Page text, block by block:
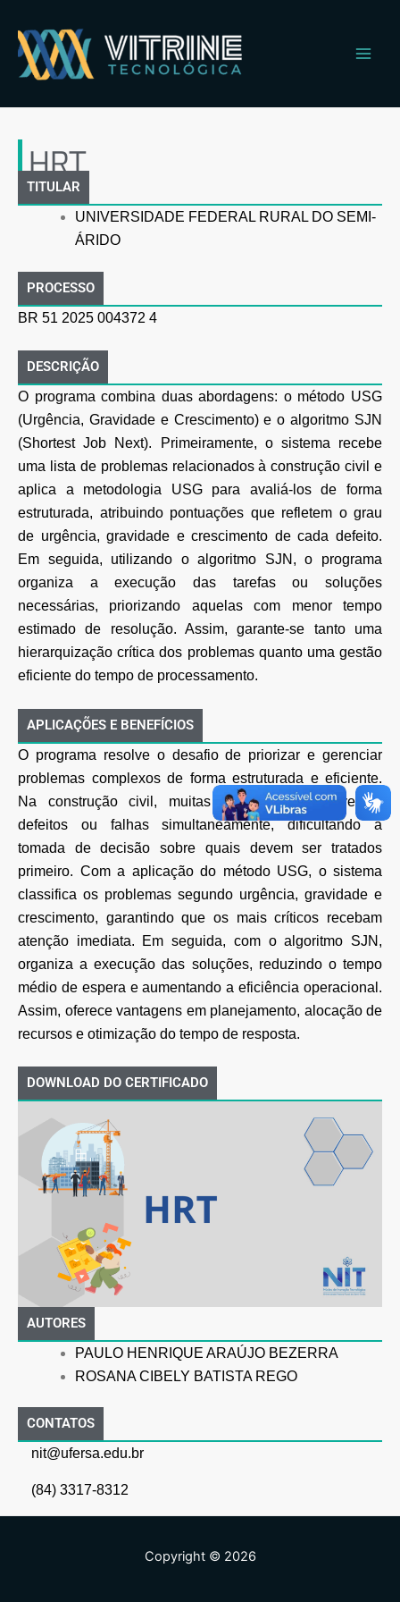
para
conteúdo
HRT
TITULAR
UNIVERSIDADE FEDERAL RURAL DO SEMI-
ÁRIDO
PROCESSO
BR 51 2025 004372 4
DESCRIÇÃO
O programa combina duas abordagens: o método USG
(Urgência, Gravidade e Crescimento) e o algoritmo SJN
(Shortest Job Next). Primeiramente, o sistema recebe
uma lista de problemas relacionados à construção civil e
aplica a metodologia USG para avaliá-los de forma
estruturada, atribuindo pontuações que refletem o grau
de urgência, gravidade e crescimento de cada defeito.
Em seguida, utilizando o algoritmo SJN, o programa
organiza a execução das tarefas ou soluções
necessárias, priorizando aquelas com menor tempo
estimado de resolução. Assim, garante-se tanto
uma
hierarquização crítica dos problemas quanto uma gestão
eficiente do tempo de processamento.
APLICAÇÕES E BENEFÍCIOS
O programa resolve o desafio de priorizar e gerenciar
problemas complexos de forma estruturada e eficiente.
Na construção civil, muitas vezes surgem diversos
defeitos ou falhas simultaneamente,
dificultando a
tomada de decisão sobre quais devem ser tratados
primeiro. Com a aplicação do método USG, o sistema
classifica os problemas segundo urgência, gravidade e
crescimento, garantindo que os mais críticos recebam
atenção imediata. Em seguida, com o algoritmo SJN,
organiza a execução das soluções, reduzindo o tempo
médio de espera e aumentando a eficiência operacional.
Assim, oferece vantagens em planejamento, alocação de
recursos e otimização do tempo de resposta.
DOWNLOAD DO CERTIFICADO
AUTORES
PAULO HENRIQUE ARAÚJO BEZERRA
ROSANA CIBELY BATISTA REGO
CONTATOS
nit@ufersa.edu.br
(84) 3317-8312
Copyright © 2026